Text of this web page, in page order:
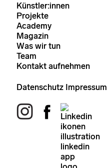
Künstler:innen
Projekte
Academy
Magazin
Was wir tun
Team
Kontakt aufnehmen
Datenschutz Impressum